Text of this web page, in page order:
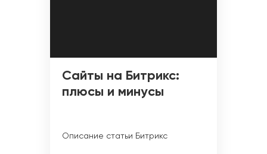
Сайты на Битрикс:
плюсы и минусы
Описание статьи Битрикс